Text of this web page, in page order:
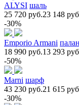
ALYSI шаль
25 720 руб.23 148
-30%
Emporio Armani
18 990 руб.13 293
-50%
Marni шарф
43 230 руб.21 615
-30%